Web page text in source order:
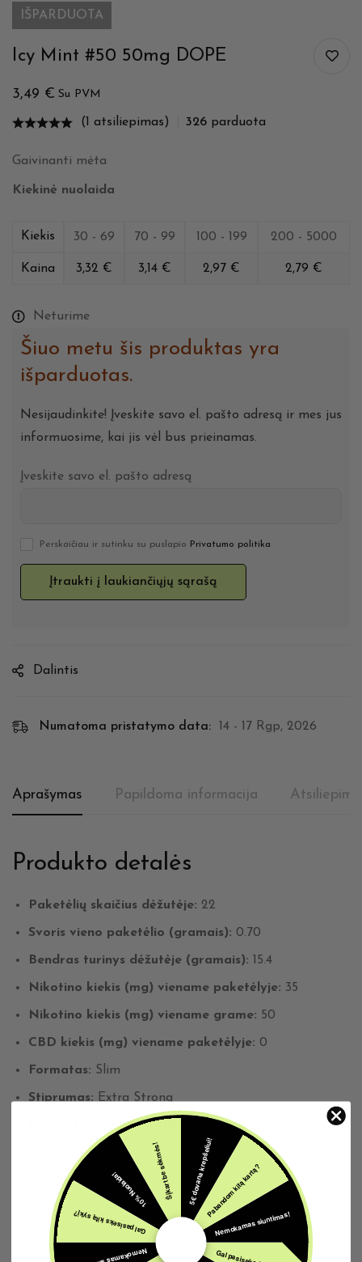
IŠPARDUOTA
Icy Mint #50 50mg DOPE
3,49 € Su PVM
(1 atsiliepimas) 326 parduota
Gaivinanti mėta
Kiekinė nuolaida
Kiekis 30 - 69 70 - 99 100 - 199 200 - 5000
Kaina 3,32 € 3,14 € 2,97 € 2,79 €
Neturime
Šiuo metu šis produktas yra
išparduotas.
Nesijaudinkite! Įveskite savo el. pašto adresą ir mes jus
informuosime, kai jis vėl bus prieinamas.
Įveskite savo el. pašto adresą
Perskaičiau ir sutinku su puslapio Privatumo politika
Dalintis
Numatoma pristatymo data: 14 - 17 Rgp, 2026
Aprašymas Papildoma informacija
Produkto detalės
Paketėlių skaičius dėžutėje: 22
Svoris vieno paketėlio (gramais): 0.70
Bendras turinys dėžutėje (gramais): 15.4
Nikotino kiekis (mg) viename paketėlyje: 35
Nikotino kiekis (mg) viename grame: 50
CBD kiekis (mg) viename paketėlyje: 0
Formatas: Slim
Stiprumas: Extra Strong
Produkto tipas:Nikotino paketėliai
Susijusios prekės
5€ dovana krepšeliui!Pabandom kitą kartą?
Nemokamas siuntimas!
Gal pasiseks kitą sykį?
10% Nuolaida!Šįkart be sėkmės!